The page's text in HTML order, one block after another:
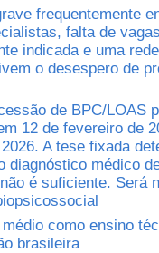
frequentemente
falta de
indicada e uma rede
o desespero de
de BPC/LOAS
12 de fevereiro de
A tese fixada
diagnóstico médico
é suficiente. Será
como ensino
brasileira